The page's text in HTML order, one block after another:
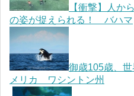
【衝撃】人か
の姿が捉えられる！ バハマ
御歳105歳、
メリカ ワシントン州